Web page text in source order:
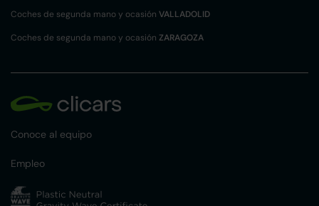
Coches de segunda mano y ocasión VALLADOLID
Coches de segunda mano y ocasión ZARAGOZA
Conoce al equipo
Empleo